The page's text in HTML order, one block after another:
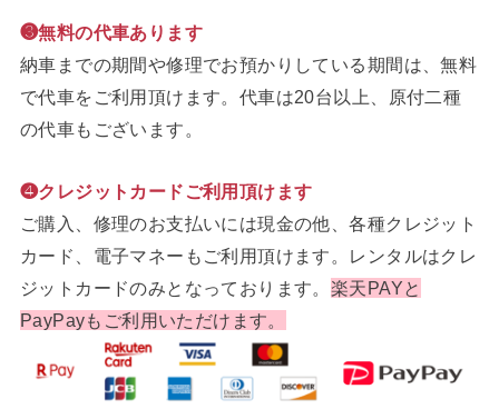
❸無料の代車あります
納車までの期間や修理でお預かりしている期間は、無料
で代車をご利用頂けます。代車は20台以上、原付二種
の代車もございます。
❹クレジットカードご利用頂けます
ご購入、修理のお支払いには現金の他、各種クレジット
カード、電子マネーもご利用頂けます。レンタルはクレ
ジットカードのみとなっております。 楽天PAYと
PayPayもご利用いただけます。